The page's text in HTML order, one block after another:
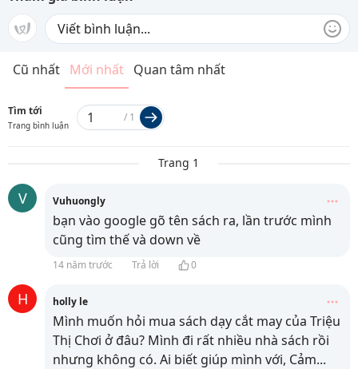
Cũ nhất Mới nhất Quan tâm nhất
Tìm tới
Trang bình luận
/ 1
Trang 1
V Vuhuongly
bạn vào google gõ tên sách ra, lần trước mình
cũng tìm thế và down về
14 năm trước Trả lời 0
H holly le
Mình muốn hỏi mua sách dạy cắt may của Triệu
Thị Chơi ở đâu? Mình đi rất nhiều nhà sách rồi
nhưng không có. Ai biết giúp mình với, Cảm...